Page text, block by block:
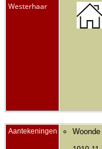
Westerhaar
Aantekeningen